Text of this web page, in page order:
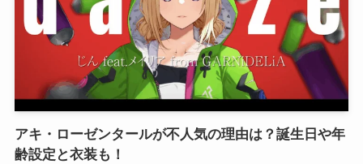
アキ・ローゼンタールが不人気の理由は？誕生日や年
齢設定と衣装も！